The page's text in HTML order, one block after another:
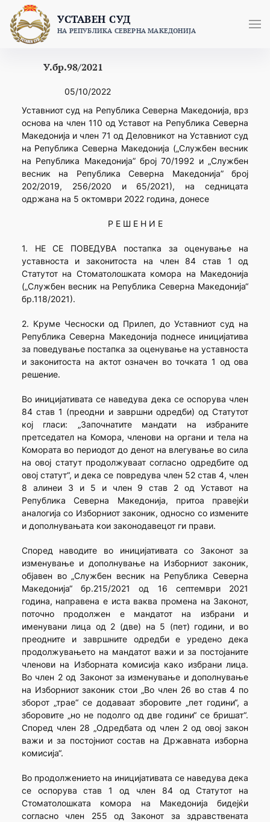
content
УСТАВЕН СУД
НА РЕПУБЛИКА СЕВЕРНА МАКЕДОНИЈА
У.бр.98/2021
05/10/2022
Уставниот суд на Република Северна Македонија, врз
основа на член 110 од Уставот на Република Северна
Македонија и член 71 од Деловникот на Уставниот суд
на Република Северна Македонија („Службен весник
на Република Македонија” број 70/1992 и „Службен
весник на Република Северна Македонија” број
202/2019, 256/2020 и 65/2021), на седницата
одржана на 5 октомври 2022 година, донесе
Р Е Ш Е Н И Е
1. НЕ СЕ ПОВЕДУВА постапка за оценување на
уставноста и законитоста на член 84 став 1 од
Статутот на Стоматолошката комора на Македонија
(„Службен весник на Република Северна Македонија“
бр.118/2021).
2. Круме Чесноски од Прилеп, до Уставниот суд на
Република Северна Македонија поднесе иницијатива
за поведување постапка за оценување на уставноста
и законитоста на актот означен во точката 1 од ова
решение.
Во иницијативата се наведува дека се оспорува член
84 став 1 (пpeoдни и завршни одредби) од Статутот
кој гласи: „Започнатите мандати на избраните
претседател на Комора, членови на органи и тела на
Комората во периодот до денот на влегување во сила
на овој статут продолжуваат согласно одредбите од
овој статут“, и дека се повредува член 52 став 4, член
8 алинеи 3 и 5 и член 9 став 2 од Уставот на
Република Северна Македонија, притоа правејќи
аналогија со Изборниот законик, односно со измените
и дополнувањата кои законодавецот ги прави.
Според наводите во иницијативата со Законот за
изменување и дополнување на Изборниот законик,
објавен во „Службен весник на Република Северна
Македонија“ бр.215/2021 од 16 септември 2021
година, направена е иста ваква промена на Законот,
поточно продолжен е мандатот на избрани и
именувани лица од 2 (две) на 5 (пет) години, и во
преодните и завршните одредби е уредено дека
продолжувањето на мандатот важи и за постојаните
членови на Изборната комисија како избрани лица.
Во член 2 од Законот за изменување и дополнување
на Изборниот законик стои „Во член 26 во став 4 по
зборот „трае“ се додаваат зборовите „пет години“, а
зборовите „но не подолго од две години“ се бришат“.
Според член 28 „Одредбата од член 2 од овој закон
важи и за постојниот состав на Државната изборна
комисија“.
Во продолжението на иницијативата се наведува дека
се оспорува став 1 од член 84 од Статутот на
Стоматолошката комора на Македонија бидејќи
согласно член 255 од Законот за здравствената